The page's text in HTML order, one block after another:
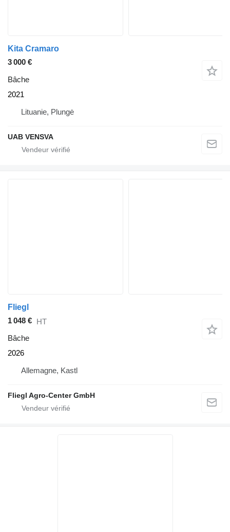
Kita Cramaro
3 000 €
Bâche
2021
Lituanie, Plungė
UAB VENSVA
Fliegl
1 048 € HT
Bâche
2026
Allemagne, Kastl
Fliegl Agro-Center GmbH